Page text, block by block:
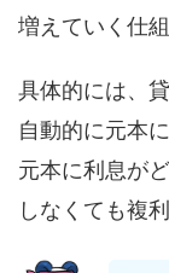
増えていく仕
具体的には、
自動的に元本
元本に利息が
しなくても複